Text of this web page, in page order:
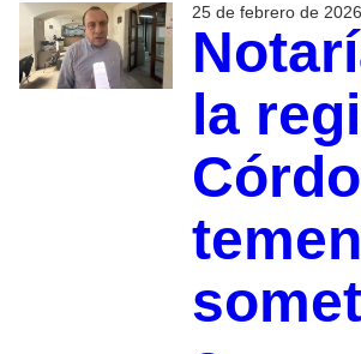
25 de febrero de 2026
la